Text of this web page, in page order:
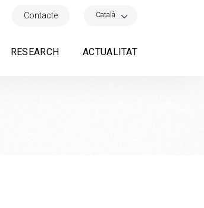
Contacte Català
RESEARCH ACTUALITAT